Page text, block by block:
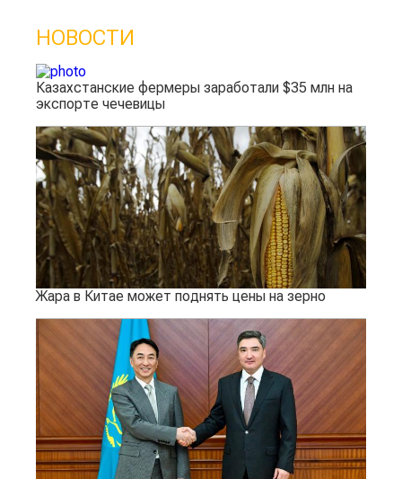
НОВОСТИ
Казахстанские фермеры заработали $35 млн на
экспорте чечевицы
Жара в Китае может поднять цены на зерно